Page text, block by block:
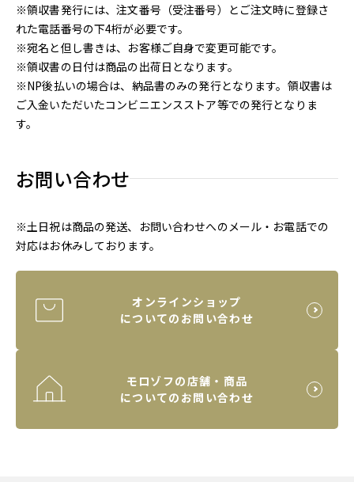
※領収書発行には、注文番号（受注番号）とご注文時に登録さ
れた電話番号の下4桁が必要です。
※宛名と但し書きは、お客様ご自身で変更可能です。
※領収書の日付は商品の出荷日となります。
※NP後払いの場合は、納品書のみの発行となります。領収書は
ご入金いただいたコンビニエンスストア等での発行となりま
す。
お問い合わせ
※土日祝は商品の発送、お問い合わせへのメール・お電話での
対応はお休みしております。
オンラインショップ
についてのお問い合わせ
モロゾフの店舗・商品
についてのお問い合わせ